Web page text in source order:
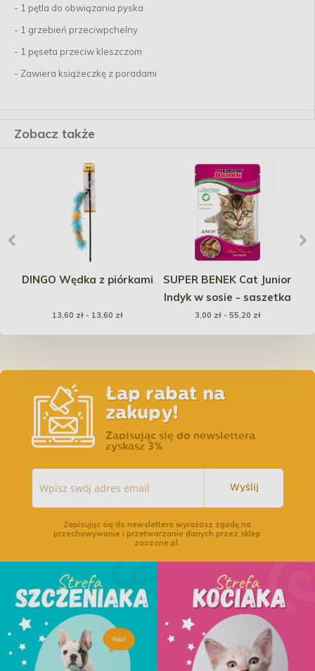
- 1 pętla do obwiązania pyska
- 1 grzebień przeciwpchelny
- 1 pęseta przeciw kleszczom
- Zawiera książeczkę z poradami
Zobacz także
DINGO Wędka z piórkami
13,60 zł - 13,60 zł
SUPER BENEK Cat Junior
Indyk w sosie - saszetka
3,00 zł - 55,20 zł
Łap rabat na
zakupy!
Zapisując się do newslettera
zyskasz 3%
Wyślij
Zapisując się do newslettera wyrażasz zgodę na
przechowywanie i przetwarzanie danych przez sklep
zoozone.pl.